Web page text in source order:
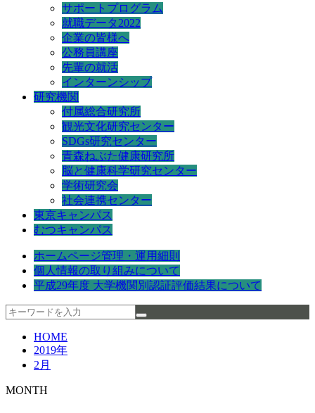
サポートプログラム
就職データ2022
企業の皆様へ
公務員講座
先輩の就活
インターンシップ
研究機関
付属総合研究所
観光文化研究センター
SDGs研究センター
青森ねぶた健康研究所
脳と健康科学研究センター
学術研究会
社会連携センター
東京キャンパス
むつキャンパス
ホームページ管理・運用細則
個人情報の取り組みについて
平成29年度 大学機関別認証評価結果について
HOME
2019年
2月
MONTH